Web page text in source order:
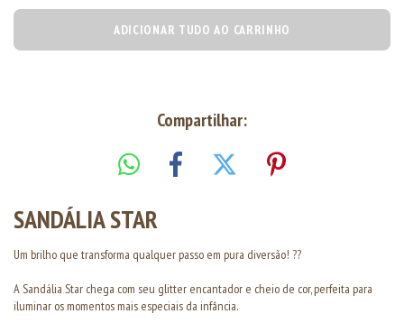
ADICIONAR TUDO AO CARRINHO
Compartilhar:
SANDÁLIA STAR
Um brilho que transforma qualquer passo em pura diversão! ??
A Sandália Star chega com seu glitter encantador e cheio de cor, perfeita para
iluminar os momentos mais especiais da infância.